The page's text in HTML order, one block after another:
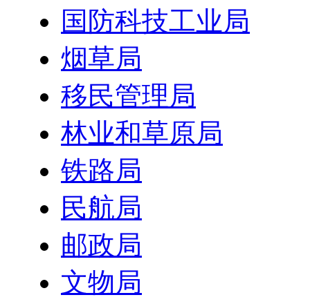
国防科技工业局
烟草局
移民管理局
林业和草原局
铁路局
民航局
邮政局
文物局